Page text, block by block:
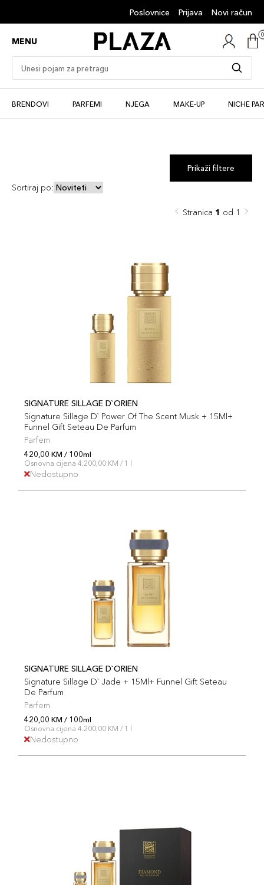
Poslovnice Prijava Novi račun
MENU
BRENDOVI PARFEMI NJEGA MAKE-UP NICHE
Prikaži filtere
Sortiraj po:
Stranica 1 od 1
SIGNATURE SILLAGE D`ORIEN
Signature Sillage D` Power Of The Scent Musk + 15Ml+
Funnel Gift Seteau De Parfum
Parfem
420,00 KM / 100ml
Osnovna cijena 4.200,00 KM / 1 l
Nedostupno
SIGNATURE SILLAGE D`ORIEN
Signature Sillage D` Jade + 15Ml+ Funnel Gift Seteau
De Parfum
Parfem
420,00 KM / 100ml
Osnovna cijena 4.200,00 KM / 1 l
Nedostupno